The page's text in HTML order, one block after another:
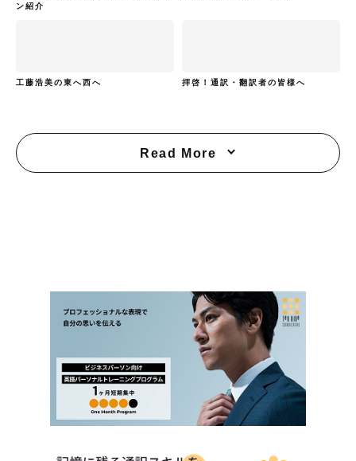
ン紹介
工藤浩美の東へ西へ 拝啓！通訳・翻訳者の皆様へ
Read More